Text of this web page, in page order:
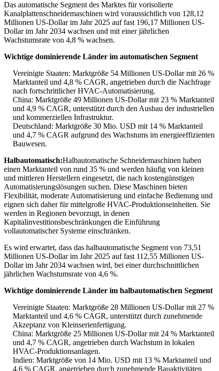
Das automatische Segment des Marktes für vorisolierte
Kanalplattenschneidemaschinen wird voraussichtlich von 128,12
Millionen US-Dollar im Jahr 2025 auf fast 196,17 Millionen US-
Dollar im Jahr 2034 wachsen und mit einer jährlichen
Wachstumsrate von 4,8 % wachsen.
Wichtige dominierende Länder im automatischen Segment
Vereinigte Staaten: Marktgröße 54 Millionen US-Dollar mit 26 %
Marktanteil und 4,8 % CAGR, angetrieben durch die Nachfrage
nach fortschrittlicher HVAC-Automatisierung.
China: Marktgröße 49 Millionen US-Dollar mit 23 % Marktanteil
und 4,9 % CAGR, unterstützt durch den Ausbau der industriellen
und kommerziellen Infrastruktur.
Deutschland: Marktgröße 30 Mio. USD mit 14 % Marktanteil
und 4,7 % CAGR aufgrund des Wachstums im energieeffizienten
Bauwesen.
Halbautomatisch:Halbautomatische Schneidemaschinen haben
einen Marktanteil von rund 35 % und werden häufig von kleinen
und mittleren Herstellern eingesetzt, die nach kostengünstigen
Automatisierungslösungen suchen. Diese Maschinen bieten
Flexibilität, moderate Automatisierung und einfache Bedienung und
eignen sich daher für mittelgroße HVAC-Produktionseinheiten. Sie
werden in Regionen bevorzugt, in denen
Kapitalinvestitionsbeschränkungen die Einführung
vollautomatischer Systeme einschränken.
Es wird erwartet, dass das halbautomatische Segment von 73,51
Millionen US-Dollar im Jahr 2025 auf fast 112,55 Millionen US-
Dollar im Jahr 2034 wachsen wird, bei einer durchschnittlichen
jährlichen Wachstumsrate von 4,6 %.
Wichtige dominierende Länder im halbautomatischen Segment
Vereinigte Staaten: Marktgröße 28 Millionen US-Dollar mit 27 %
Marktanteil und 4,6 % CAGR, unterstützt durch zunehmende
Akzeptanz von Kleinserienfertigung.
China: Marktgröße 25 Millionen US-Dollar mit 24 % Marktanteil
und 4,7 % CAGR, angetrieben durch Wachstum in lokalen
HVAC-Produktionsanlagen.
Indien: Marktgröße von 14 Mio. USD mit 13 % Marktanteil und
4,6 % CAGR, angetrieben durch zunehmende Bauaktivitäten